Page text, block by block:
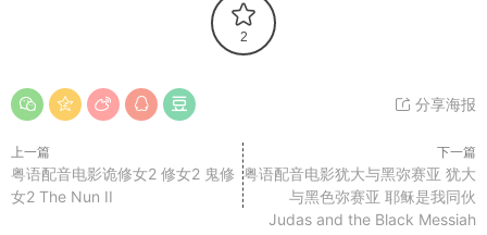
2
分享海报
上一篇
粤语配音电影诡修女2 修女2 鬼修
女2 The Nun II
下一篇
粤语配音电影犹大与黑弥赛亚 犹大
与黑色弥赛亚 耶稣是我同伙
Judas and the Black Messiah